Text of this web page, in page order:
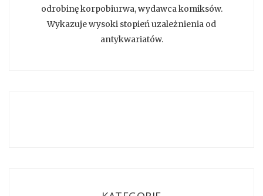
odrobinę korpobiurwa, wydawca komiksów.
Wykazuje wysoki stopień uzależnienia od
antykwariatów.